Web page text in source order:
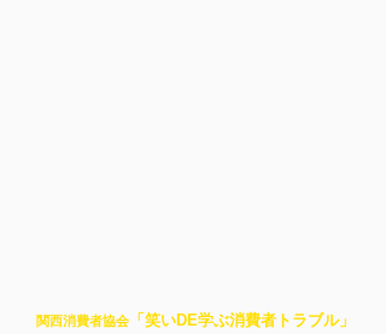
関西消費者協会 「笑いDE学ぶ消費者トラブル」